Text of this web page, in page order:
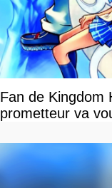
Fan de Kingdom
prometteur va